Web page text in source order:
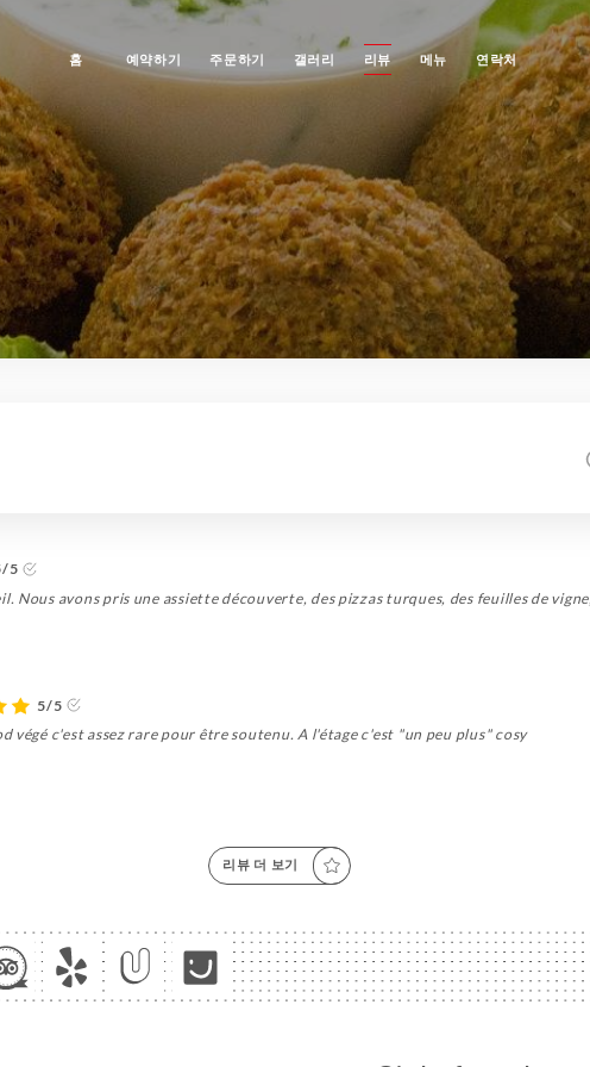
홈 예약하기 주문하기 갤러리 리뷰 메뉴 연락처
5
Nous avons pris une assiette découverte, des pizzas turques, des feuilles de
5/5
c'est assez rare pour être soutenu. A l'étage c'est "un peu plus" cosy
리뷰 더 보기